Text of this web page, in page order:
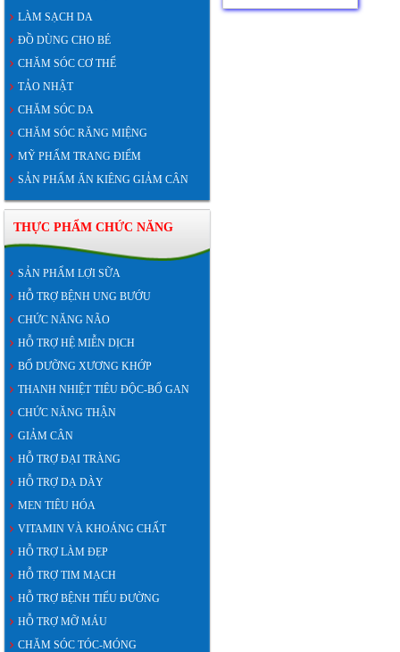
LÀM SẠCH DA
ĐỒ DÙNG CHO BÉ
CHĂM SÓC CƠ THỂ
TẢO NHẬT
CHĂM SÓC DA
CHĂM SÓC RĂNG MIỆNG
MỸ PHẨM TRANG ĐIỂM
SẢN PHẨM ĂN KIÊNG GIẢM CÂN
THỰC PHẨM CHỨC NĂNG
SẢN PHẨM LỢI SỮA
HỖ TRỢ BỆNH UNG BƯỚU
CHỨC NĂNG NÃO
HỖ TRỢ HỆ MIỄN DỊCH
BỔ DƯỠNG XƯƠNG KHỚP
THANH NHIỆT TIÊU ĐỘC-BỔ GAN
CHỨC NĂNG THẬN
GIẢM CÂN
HỖ TRỢ ĐẠI TRÀNG
HỖ TRỢ DẠ DÀY
MEN TIÊU HÓA
VITAMIN VÀ KHOÁNG CHẤT
HỖ TRỢ LÀM ĐẸP
HỖ TRỢ TIM MẠCH
HỖ TRỢ BỆNH TIỂU ĐƯỜNG
HỖ TRỢ MỠ MÁU
CHĂM SÓC TÓC-MÓNG